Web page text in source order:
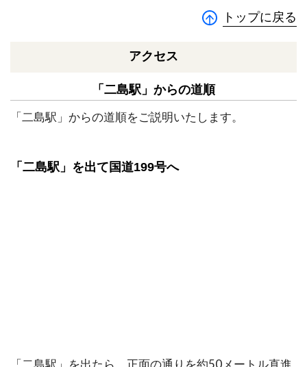
トップに戻る
アクセス
「二島駅」からの道順
「二島駅」からの道順をご説明いたします。
「二島駅」を出て国道199号へ